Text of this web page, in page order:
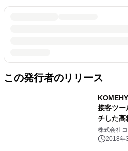
この発行者のリリース
接客ツ
チした高
株式会社
2018年